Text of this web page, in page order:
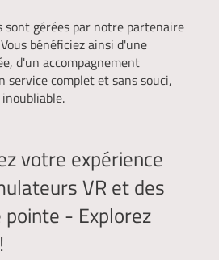
sont gérées par notre partenaire
bénéficiez ainsi d'une
d'un accompagnement
service complet et sans souci,
votre expérience
VR et des
- Explorez